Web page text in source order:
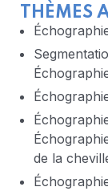
THÈMES
de la